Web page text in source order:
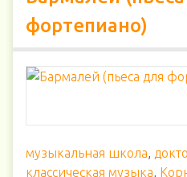
фортепиано)
музыкальная школа,
классическая музыка,